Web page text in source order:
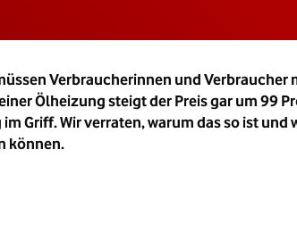
Verbraucherinnen und
Ölheizung steigt der Preis gar um 99
Griff. Wir verraten, warum das so ist
können.